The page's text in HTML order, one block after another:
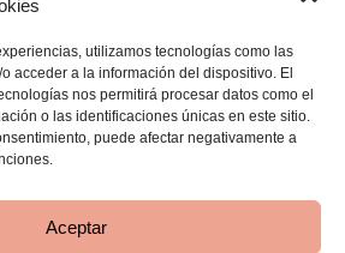
utilizamos tecnologías como las
acceder a la información del dispositivo. El
nos permitirá procesar datos como el
o las identificaciones únicas en este sitio.
puede afectar negativamente a
Aceptar